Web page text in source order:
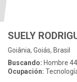
SUELY
Goiânia, Goiás, Brasil
Buscando: Hombre
Ocupación: